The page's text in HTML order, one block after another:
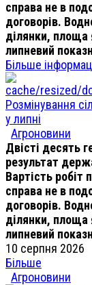
справа не в
договорів.
ділянки, площа
липневий
Більше
Розмінування
у липні
Агроновини
Двісті десять
результат
Вартість
справа не в
договорів.
ділянки, площа
липневий
10 серпня 2026
Більше
Агроновини